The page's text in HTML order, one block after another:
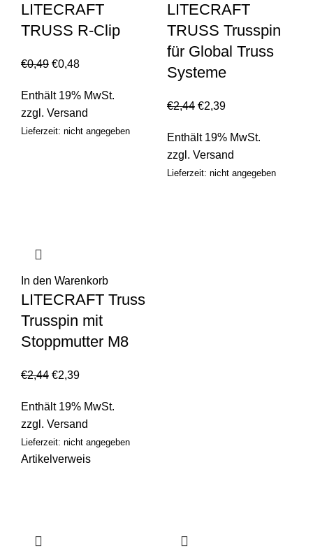
LITECRAFT
TRUSS R-Clip
€0,49 €0,48
Enthält 19% MwSt.
zzgl. Versand
Lieferzeit: nicht angegeben
LITECRAFT
TRUSS Trusspin
für Global Truss
Systeme
€2,44 €2,39
Enthält 19% MwSt.
zzgl. Versand
Lieferzeit: nicht angegeben
In den Warenkorb
LITECRAFT Truss
Trusspin mit
Stoppmutter M8
€2,44 €2,39
Enthält 19% MwSt.
zzgl. Versand
Lieferzeit: nicht angegeben
Artikelverweis